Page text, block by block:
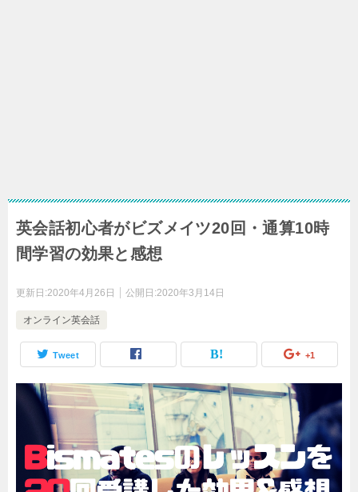
英会話初心者がビズメイツ20回・通算10時
間学習の効果と感想
更新日:2020年4月26日 公開日:2020年3月14日
オンライン英会話
Tweet +1